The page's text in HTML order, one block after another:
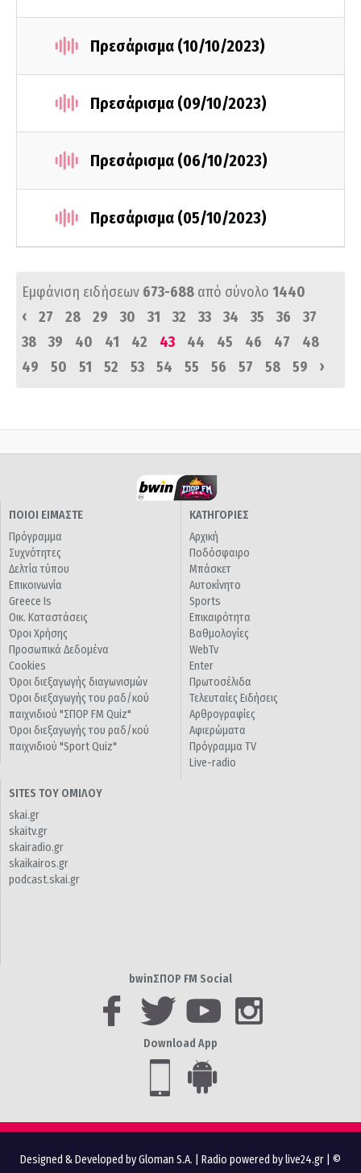
Πρεσάρισμα (10/10/2023)
Πρεσάρισμα (09/10/2023)
Πρεσάρισμα (06/10/2023)
Πρεσάρισμα (05/10/2023)
Εμφάνιση ειδήσεων 673-688 από σύνολο 1440
‹
27 28 29 30 31 32 33 34 35 36
37
38
39 40 41 42 43 44 45 46 47
48
49
50 51 52 53 54 55 56 57 58 59 ›
ΠΟΙΟΙ ΕΙΜΑΣΤΕ
Πρόγραμμα
Συχνότητες
Δελτία τύπου
Επικοινωνία
Greece Is
Οικ. Καταστάσεις
Όροι Χρήσης
Προσωπικά Δεδομένα
Cookies
Όροι διεξαγωγής διαγωνισμών
Όροι διεξαγωγής του ραδ/κού
παιχνιδιού "ΣΠΟΡ FM Quiz"
Όροι διεξαγωγής του ραδ/κού
παιχνιδιού "Sport Quiz"
ΚΑΤΗΓΟΡΙΕΣ
Αρχική
Ποδόσφαιρο
Μπάσκετ
Αυτοκίνητο
Sports
Επικαιρότητα
Βαθμολογίες
WebTv
Enter
Πρωτοσέλιδα
Τελευταίες Ειδήσεις
Αρθρογραφίες
Αφιερώματα
Πρόγραμμα TV
Live-radio
SITES ΤΟΥ ΟΜΙΛΟΥ
skai.gr
skaitv.gr
skairadio.gr
skaikairos.gr
podcast.skai.gr
bwinΣΠΟΡ FM Social
Download App
Designed & Developed by Gloman S.A. Radio powered by live24.gr | ©